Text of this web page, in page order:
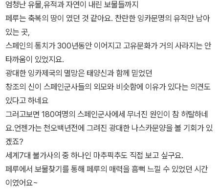
엄청난 유물,유적과 자연이 내린 보물들까지
페루는 축복의 땅이 였던 것 같아요. 찬란한 잉카문명의 유적만 남아
있는 곳,
스페인의 통치가 300년동안 이어지고 고유문화가 거의 사라지는 안
타까움이 있었지요.
광대한 잉카제국의 멸망은 태양신과 함께 믿었던
창조의 신이 스페인군사들의 외모와 비슷함에 이유가 있다는 의견도
있다고 하네요
그러고보면 180여명의 스페인군사에세 무너진 원인이 참 허탈하네
요.언젠가는 천오백년전에 그려진 광대한 나스카문양을 볼 기회가 있
겠죠?
세계7대 불가사의 중 하나인 마추픽추도 직접 보고 싶구요.
페루에서 보물찾기를 통해 페루의 매력을 흠뻑 느낄 수 있었던 시간
이였어요~